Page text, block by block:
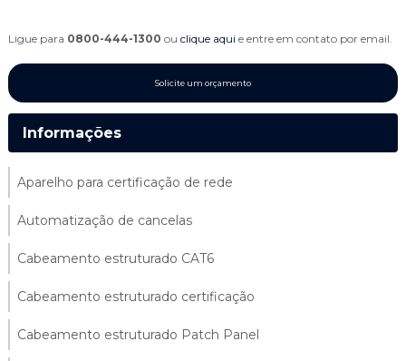
Ligue para 0800-444-1300 ou clique aqui e entre em contato por email.
Solicite um orçamento
Informações
Aparelho para certificação de rede
Automatização de cancelas
Cabeamento estruturado CAT6
Cabeamento estruturado certificação
Cabeamento estruturado Patch Panel